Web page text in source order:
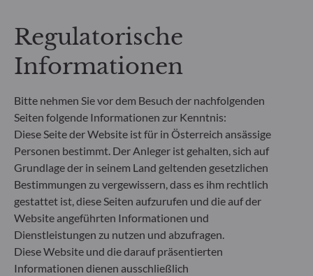
Rücknahmepreises berücksichtigt. Kosten für die
Verwahrung von Fondsanteilen in Ihrem Depot
können die Wertentwicklung zusätzlich mindern.
**Die EU-Verordnung zur Offenlegung von
Nachhaltigkeitsinformationen (Sustainable
Finance Disclosure Regulation, SFDR) ist ein
Regelwerk der EU, das darauf abzielt, das
Nachhaltigkeitsprofil von Fonds transparent,
besser vergleichbar und für Endinvestoren besser
verständlich zu machen.
Artikel 6: Das Fondsmanagementteam
berücksichtigt bei der Anlageentscheidung keine
Nachhaltigkeitsrisiken oder nachteiligen
Auswirkungen von Anlageentscheidungen auf
Nachhaltigkeitsfaktoren.
Regulatorische
Informationen
Bitte nehmen Sie vor dem Besuch der nachfolgenden
Seiten folgende Informationen zur Kenntnis:
Diese Seite der Website ist für in Österreich ansässige
Personen bestimmt. Der Anleger ist gehalten, sich auf
Grundlage der in seinem Land geltenden gesetzlichen
Bestimmungen zu vergewissern, dass es ihm rechtlich
gestattet ist, diese Seiten aufzurufen und die auf der
Website angeführten Informationen und
Dienstleistungen zu nutzen und abzufragen.
Diese Website und die darauf präsentierten
Informationen dienen ausschließlich